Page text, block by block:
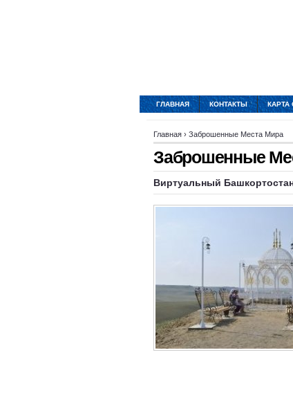
ГЛАВНАЯ КОНТАКТЫ КАРТА
Главная › Заброшенные Места Мира
Заброшенные
Виртуальный